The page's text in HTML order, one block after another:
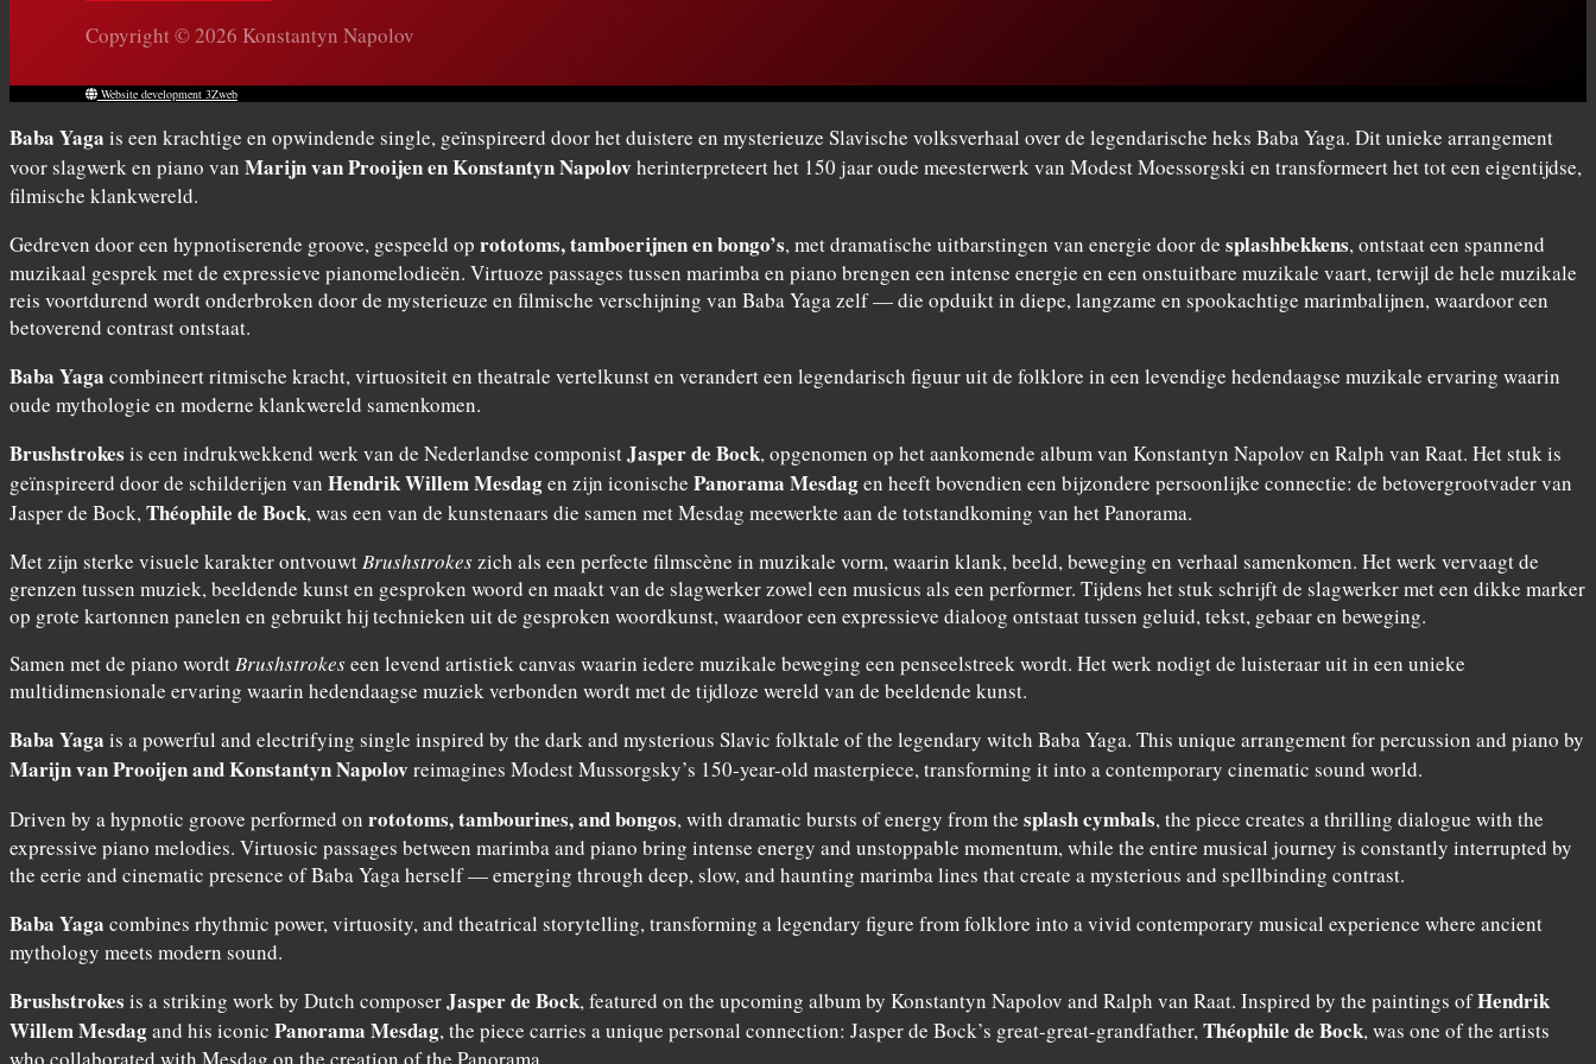
Copyright © 2026 Konstantyn Napolov
Website development 3Zweb
Baba Yaga is een krachtige en opwindende single, geïnspireerd door het duistere en mysterieuze Slavische volksverhaal over de legendarische heks Baba Yaga. Dit unieke arrangement
voor slagwerk en piano van Marijn van Prooijen en Konstantyn Napolov herinterpreteert het 150 jaar oude meesterwerk van Modest Moessorgski en transformeert het tot een eigentijdse,
filmische klankwereld.
Gedreven door een hypnotiserende groove, gespeeld op rototoms, tamboerijnen en bongo’s, met dramatische uitbarstingen van energie door de splashbekkens, ontstaat een spannend
muzikaal gesprek met de expressieve pianomelodieën. Virtuoze passages tussen marimba en piano brengen een intense energie en een onstuitbare muzikale vaart, terwijl de hele muzikale
reis voortdurend wordt onderbroken door de mysterieuze en filmische verschijning van Baba Yaga zelf — die opduikt in diepe, langzame en spookachtige marimbalijnen, waardoor een
betoverend contrast ontstaat.
Baba Yaga combineert ritmische kracht, virtuositeit en theatrale vertelkunst en verandert een legendarisch figuur uit de folklore in een levendige hedendaagse muzikale ervaring waarin
oude mythologie en moderne klankwereld samenkomen.
Brushstrokes is een indrukwekkend werk van de Nederlandse componistJasper de Bock, opgenomen op het aankomende album van Konstantyn Napolov en Ralph van Raat. Het stuk is
geïnspireerd door de schilderijen van Hendrik Willem Mesdagen zijn iconische Panorama Mesdagen heeft bovendien een bijzondere persoonlijke connectie: de betovergrootvader van
Jasper de Bock,Théophile de Bock, was een van de kunstenaars die samen met Mesdag meewerkte aan de totstandkoming van het Panorama.
Met zijn sterke visuele karakter ontvouwtBrushstrokeszich als een perfecte filmscène in muzikale vorm, waarin klank, beeld, beweging en verhaal samenkomen. Het werk vervaagt de
grenzen tussen muziek, beeldende kunst en gesproken woord en maakt van de slagwerker zowel een musicus als een performer. Tijdens het stuk schrijft de slagwerker met een dikke marker
op grote kartonnen panelen en gebruikt hij technieken uit de gesproken woordkunst, waardoor een expressieve dialoog ontstaat tussen geluid, tekst, gebaar en beweging.
Samen met de piano wordtBrushstrokeseen levend artistiek canvas waarin iedere muzikale beweging een penseelstreek wordt. Het werk nodigt de luisteraar uit in een unieke
multidimensionale ervaring waarin hedendaagse muziek verbonden wordt met de tijdloze wereld van de beeldende kunst.
Baba Yaga is a powerful and electrifying single inspired by the dark and mysterious Slavic folktale of the legendary witch Baba Yaga. This unique arrangement for percussion and piano by
Marijn van Prooijen and Konstantyn Napolov reimagines Modest Mussorgsky’s 150-year-old masterpiece, transforming it into a contemporary cinematic sound world.
Driven by a hypnotic groove performed on rototoms, tambourines, and bongos, with dramatic bursts of energy from the splash cymbals, the piece creates a thrilling dialogue with the
expressive piano melodies. Virtuosic passages between marimba and piano bring intense energy and unstoppable momentum, while the entire musical journey is constantly interrupted by
the eerie and cinematic presence of Baba Yaga herself — emerging through deep, slow, and haunting marimba lines that create a mysterious and spellbinding contrast.
Baba Yaga combines rhythmic power, virtuosity, and theatrical storytelling, transforming a legendary figure from folklore into a vivid contemporary musical experience where ancient
mythology meets modern sound.
Brushstrokes is a striking work by Dutch composerJasper de Bock, featured on the upcoming album by Konstantyn Napolov and Ralph van Raat. Inspired by the paintings ofHendrik
Willem Mesdagand his iconic Panorama Mesdag, the piece carries a unique personal connection: Jasper de Bock’s great-great-grandfather,Théophile de Bock, was one of the artists